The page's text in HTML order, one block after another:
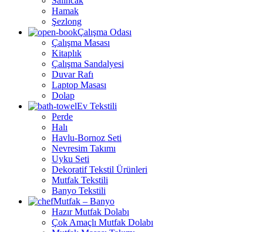
Hamak
Şezlong
Çalışma Odası
Çalışma Masası
Kitaplık
Çalışma Sandalyesi
Duvar Rafı
Laptop Masası
Dolap
Ev Tekstili
Perde
Halı
Havlu-Bornoz Seti
Nevresim Takımı
Uyku Seti
Dekoratif Tekstil Ürünleri
Mutfak Tekstili
Banyo Tekstili
Mutfak – Banyo
Hazır Mutfak Dolabı
Çok Amaçlı Mutfak Dolabı